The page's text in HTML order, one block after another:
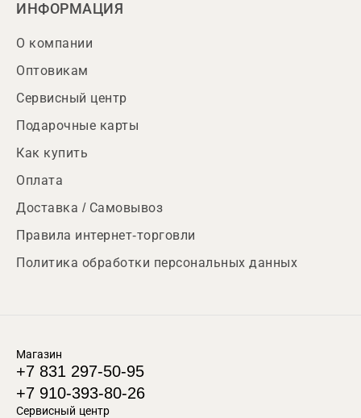
ИНФОРМАЦИЯ
О компании
Оптовикам
Сервисный центр
Подарочные карты
Как купить
Оплата
Доставка / Самовывоз
Правила интернет-торговли
Политика обработки персональных данных
Магазин
+7 831 297-50-95
+7 910-393-80-26
Сервисный центр